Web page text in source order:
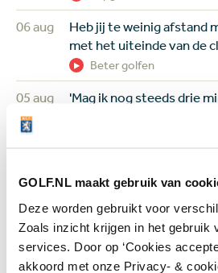
GOLF.NL maakt gebruik van
Deze worden gebruikt voor
Zoals inzicht krijgen in het gebruik
services. Door op ‘Cookies
akkoord met onze Privacy- &
06 aug
Heb jij te weinig afstand
met het uiteinde van de
Beter golfen
05 aug
'Mag ik nog steeds drie
het op de tee al eens
05 aug
Wie is de captain van
Negenvoudig speelster
majorwinnares Anna
Solheim Cup
Topgolf